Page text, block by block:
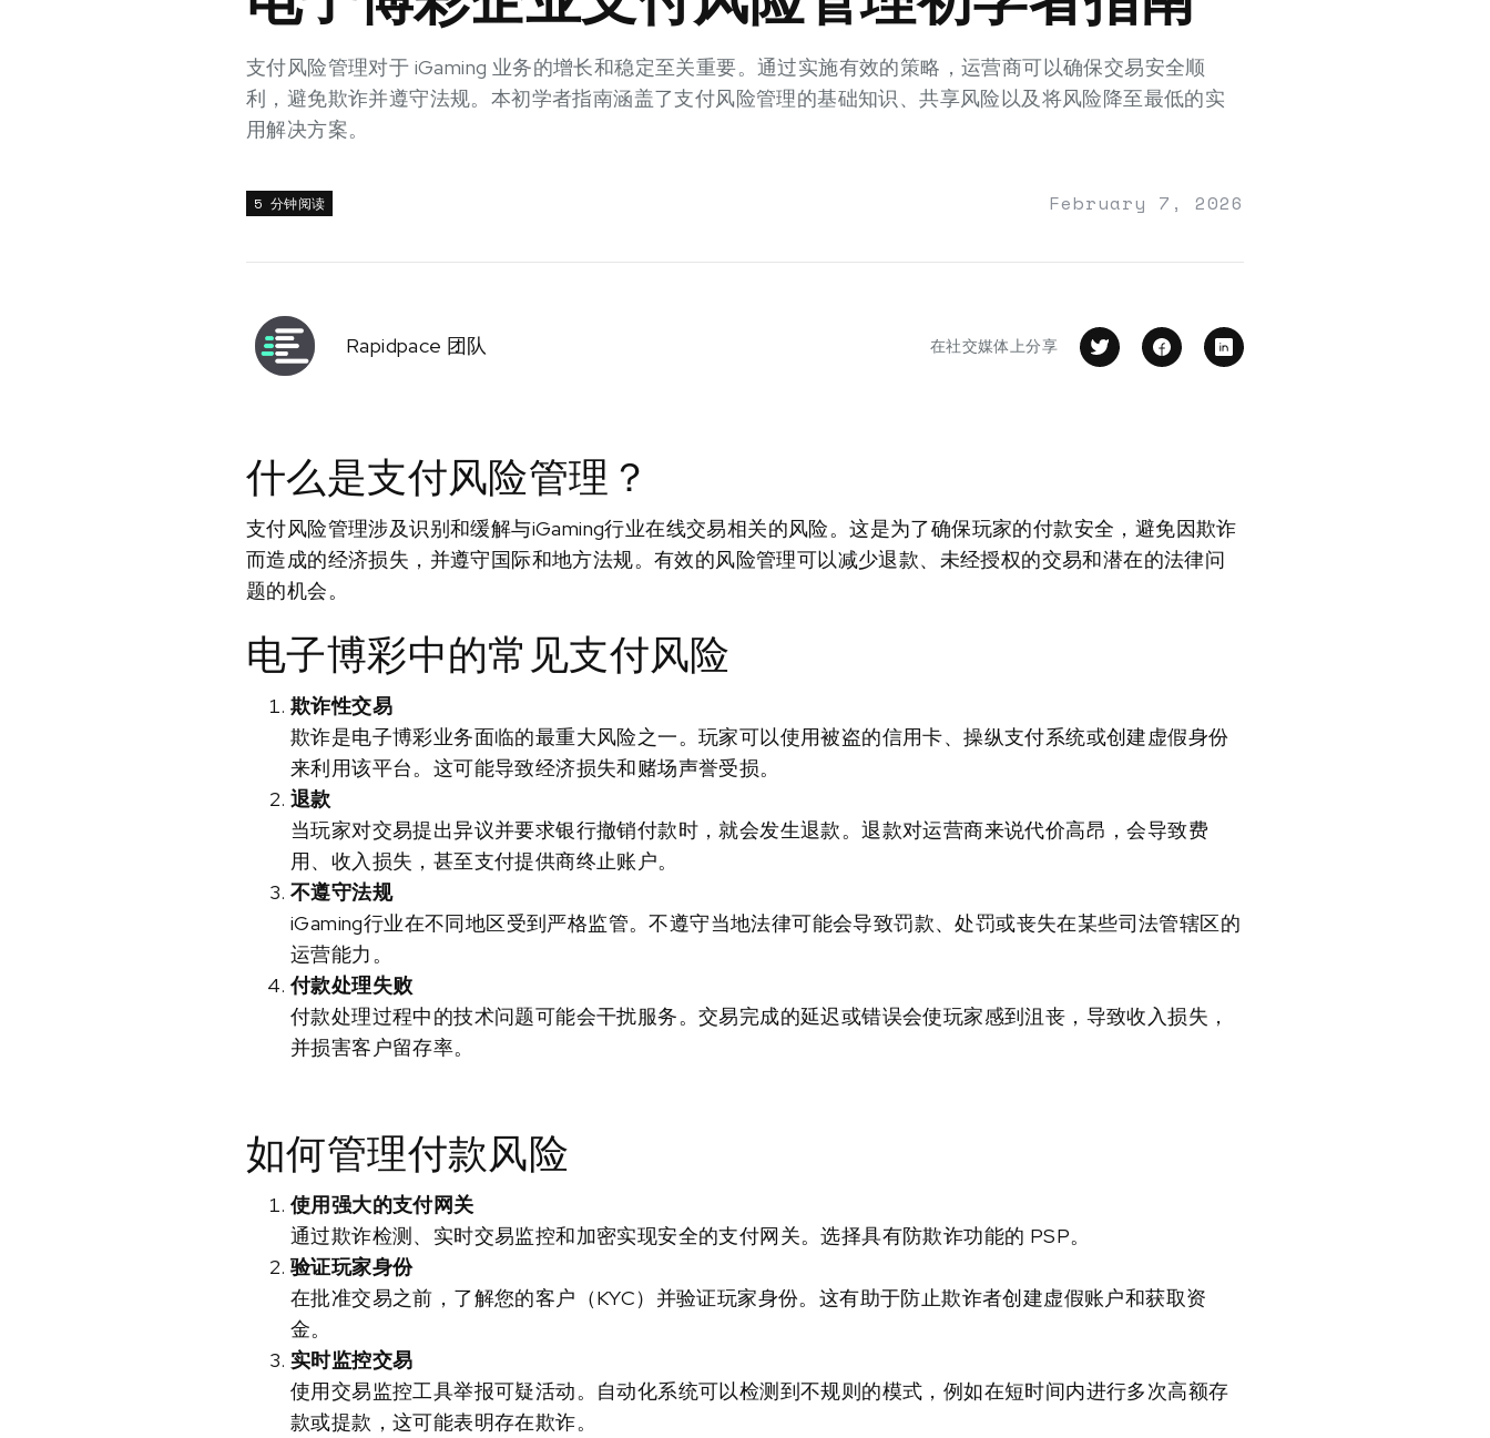
支付风险管理对于 iGaming 业务的增长和稳定至关重要。通过实施有效的策略，运营商可以确保交易安全顺
利，避免欺诈并遵守法规。本初学者指南涵盖了支付风险管理的基础知识、共享风险以及将风险降至最低的实
用解决方案。
5 分钟阅读 February 7, 2026
Rapidpace 团队 在社交媒体上分享
什么是支付风险管理？
支付风险管理涉及识别和缓解与iGaming行业在线交易相关的风险。这是为了确保玩家的付款安全，避免因欺诈
而造成的经济损失，并遵守国际和地方法规。有效的风险管理可以减少退款、未经授权的交易和潜在的法律问
题的机会。
电子博彩中的常见支付风险
欺诈性交易
欺诈是电子博彩业务面临的最重大风险之一。玩家可以使用被盗的信用卡、操纵支付系统或创建虚假身份
来利用该平台。这可能导致经济损失和赌场声誉受损。
退款
当玩家对交易提出异议并要求银行撤销付款时，就会发生退款。退款对运营商来说代价高昂，会导致费
用、收入损失，甚至支付提供商终止账户。
不遵守法规
iGaming行业在不同地区受到严格监管。不遵守当地法律可能会导致罚款、处罚或丧失在某些司法管辖区的
运营能力。
付款处理失败
付款处理过程中的技术问题可能会干扰服务。交易完成的延迟或错误会使玩家感到沮丧，导致收入损失，
并损害客户留存率。
如何管理付款风险
使用强大的支付网关
通过欺诈检测、实时交易监控和加密实现安全的支付网关。选择具有防欺诈功能的 PSP。
验证玩家身份
在批准交易之前，了解您的客户（KYC）并验证玩家身份。这有助于防止欺诈者创建虚假账户和获取资
金。
实时监控交易
使用交易监控工具举报可疑活动。自动化系统可以检测到不规则的模式，例如在短时间内进行多次高额存
款或提款，这可能表明存在欺诈。